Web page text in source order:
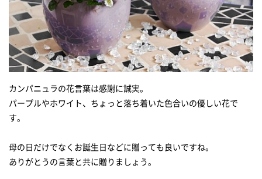
カンパニュラの花言葉は感謝に誠実。
パープルやホワイト、ちょっと落ち着いた色合いの優しい花で
す。
母の日だけでなくお誕生日などに贈っても良いですね。
ありがとうの言葉と共に贈りましょう。